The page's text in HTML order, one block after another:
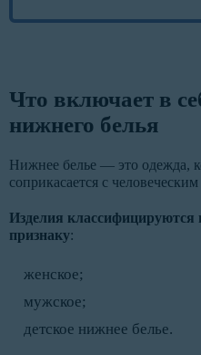
Что включает в
нижнего белья
Нижнее белье — это одежда,
соприкасается с
Изделия классифицируются
признаку:
женское;
мужское;
детское нижнее белье.